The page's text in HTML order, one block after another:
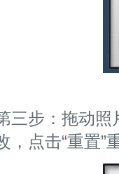
三步：拖动照
，点击“重置”